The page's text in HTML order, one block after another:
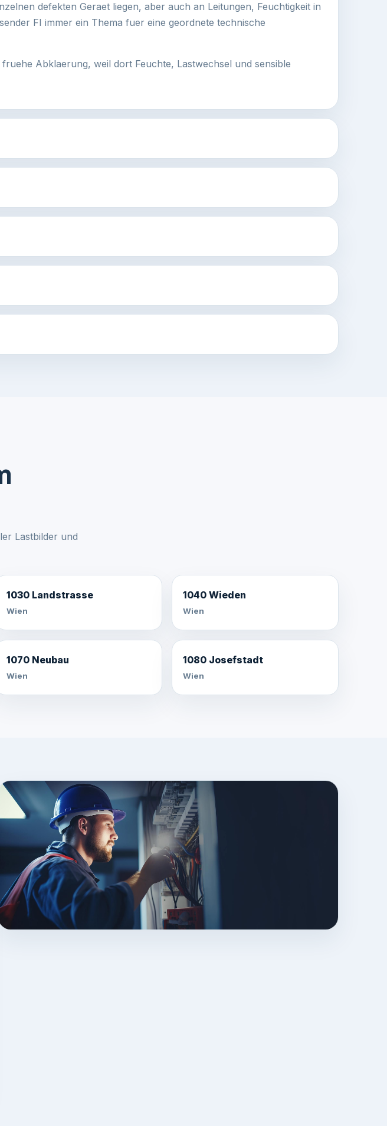
defekten Geraet liegen, aber auch an Leitungen, Feuchtigkeit in
FI immer ein Thema fuer eine geordnete technische
Abklaerung, weil dort Feuchte, Lastwechsel und sensible
Lastbilder und
1030 Landstrasse
Wien
1040 Wieden
Wien
1070 Neubau
Wien
1080 Josefstadt
Wien